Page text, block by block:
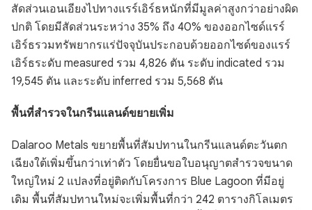
สัดส่วนเอนเอียงไปทางแรร์เอิร์ธหนักที่มีมูลค่าสูงกว่าอย่างผิด
ปกติ โดยมีสัดส่วนระหว่าง 35% ถึง 40% ของออกไซด์แรร์
เอิร์ธรวมทรัพยากรแร่ปัจจุบันประกอบด้วยออกไซด์ของแรร์
เอิร์ธระดับ measured รวม 4,826 ตัน ระดับ indicated รวม
19,545 ตัน และระดับ inferred รวม 5,568 ตัน
พื้นที่สำรวจในกรีนแลนด์ขยายเพิ่ม
Dalaroo Metals ขยายพื้นที่สัมปทานในกรีนแลนด์ตะวันตก
เฉียงใต้เพิ่มขึ้นกว่าเท่าตัว โดยยื่นขอใบอนุญาตสำรวจขนาด
ใหญ่ใหม่ 2 แปลงที่อยู่ติดกับโครงการ Blue Lagoon ที่มีอยู่
เดิม พื้นที่สัมปทานใหม่จะเพิ่มพื้นที่กว่า 242 ตารางกิโลเมตร